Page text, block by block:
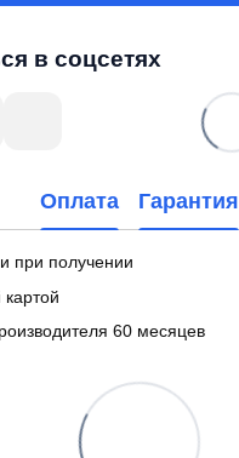
в соцсетях
Оплата Гарантия
при получении
60 месяцев